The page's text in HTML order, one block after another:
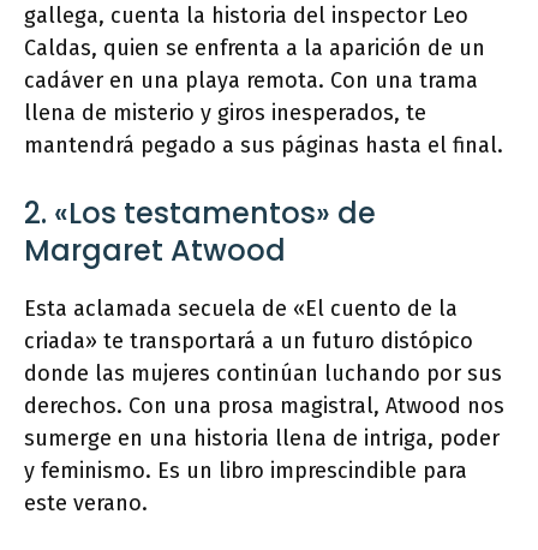
gallega, cuenta la historia del inspector Leo
Caldas, quien se enfrenta a la aparición de un
cadáver en una playa remota. Con una trama
llena de misterio y giros inesperados, te
mantendrá pegado a sus páginas hasta el final.
2. «Los testamentos» de
Margaret Atwood
Esta aclamada secuela de «El cuento de la
criada» te transportará a un futuro distópico
donde las mujeres continúan luchando por sus
derechos. Con una prosa magistral, Atwood nos
sumerge en una historia llena de intriga, poder
y feminismo. Es un libro imprescindible para
este verano.